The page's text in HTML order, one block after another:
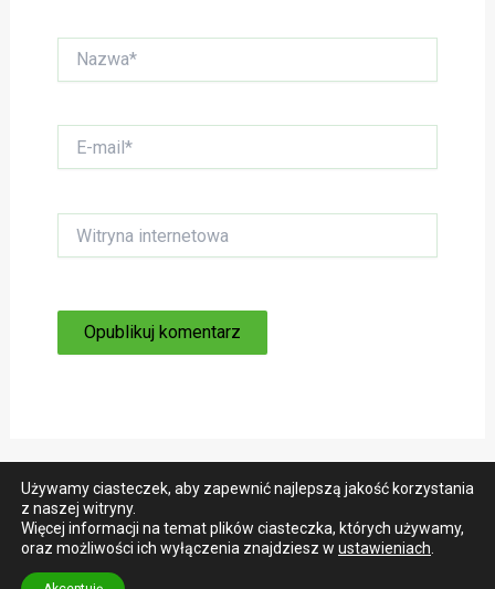
mail*
internetowa
Używamy ciasteczek, aby zapewnić najlepszą jakość korzystania
z naszej witryny.
Więcej informacji na temat plików ciasteczka, których używamy,
oraz możliwości ich wyłączenia znajdziesz w ustawieniach